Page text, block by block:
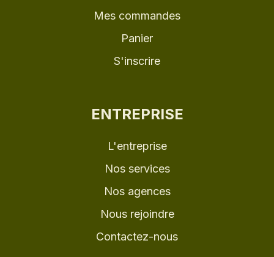
Mes commandes
Panier
S'inscrire
ENTREPRISE
L'entreprise
Nos services
Nos agences
Nous rejoindre
Contactez-nous